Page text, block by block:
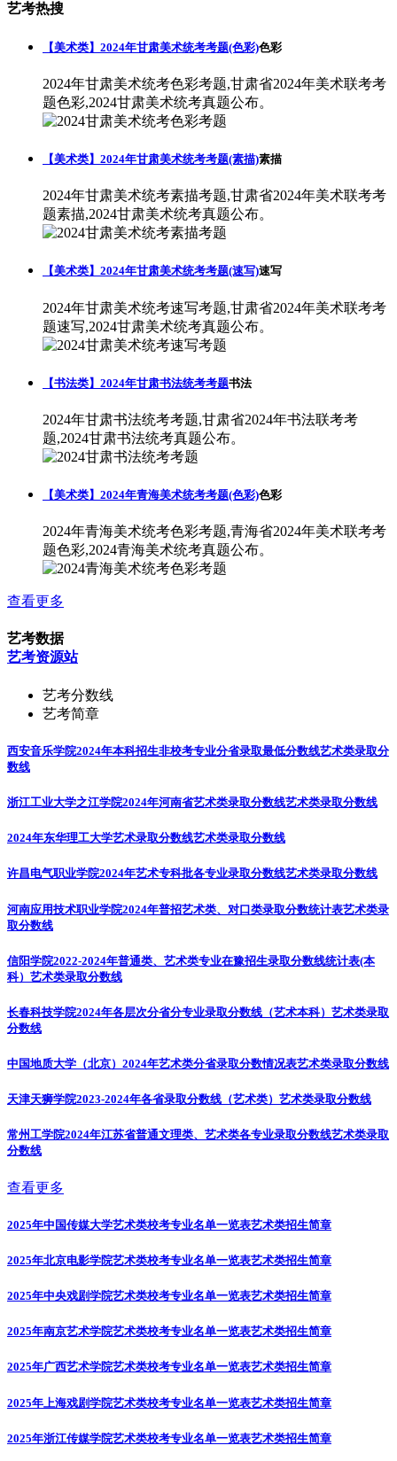
艺考热搜
【美术类】2024年甘肃美术统考考题(色彩)色彩
2024年甘肃美术统考色彩考题,甘肃省2024年美术联考考
题色彩,2024甘肃美术统考真题公布。
【美术类】2024年甘肃美术统考考题(素描)素描
2024年甘肃美术统考素描考题,甘肃省2024年美术联考考
题素描,2024甘肃美术统考真题公布。
【美术类】2024年甘肃美术统考考题(速写)速写
2024年甘肃美术统考速写考题,甘肃省2024年美术联考考
题速写,2024甘肃美术统考真题公布。
【书法类】2024年甘肃书法统考考题书法
2024年甘肃书法统考考题,甘肃省2024年书法联考考
题,2024甘肃书法统考真题公布。
【美术类】2024年青海美术统考考题(色彩)色彩
2024年青海美术统考色彩考题,青海省2024年美术联考考
题色彩,2024青海美术统考真题公布。
查看更多
艺考数据
艺考资源站
艺考分数线
艺考简章
西安音乐学院2024年本科招生非校考专业分省录取最低分数线艺术类录取分
数线
浙江工业大学之江学院2024年河南省艺术类录取分数线艺术类录取分数线
2024年东华理工大学艺术录取分数线艺术类录取分数线
许昌电气职业学院2024年艺术专科批各专业录取分数线艺术类录取分数线
河南应用技术职业学院2024年普招艺术类、对口类录取分数统计表艺术类录
取分数线
信阳学院2022-2024年普通类、艺术类专业在豫招生录取分数线统计表(本
科） 艺术类录取分数线
长春科技学院2024年各层次分省分专业录取分数线（艺术本科） 艺术类录取
分数线
中国地质大学（北京）2024年艺术类分省录取分数情况表艺术类录取分数线
天津天狮学院2023-2024年各省录取分数线（艺术类） 艺术类录取分数线
常州工学院2024年江苏省普通文理类、艺术类各专业录取分数线艺术类录取
分数线
查看更多
2025年中国传媒大学艺术类校考专业名单一览表艺术类招生简章
2025年北京电影学院艺术类校考专业名单一览表艺术类招生简章
2025年中央戏剧学院艺术类校考专业名单一览表艺术类招生简章
2025年南京艺术学院艺术类校考专业名单一览表艺术类招生简章
2025年广西艺术学院艺术类校考专业名单一览表艺术类招生简章
2025年上海戏剧学院艺术类校考专业名单一览表艺术类招生简章
2025年浙江传媒学院艺术类校考专业名单一览表艺术类招生简章